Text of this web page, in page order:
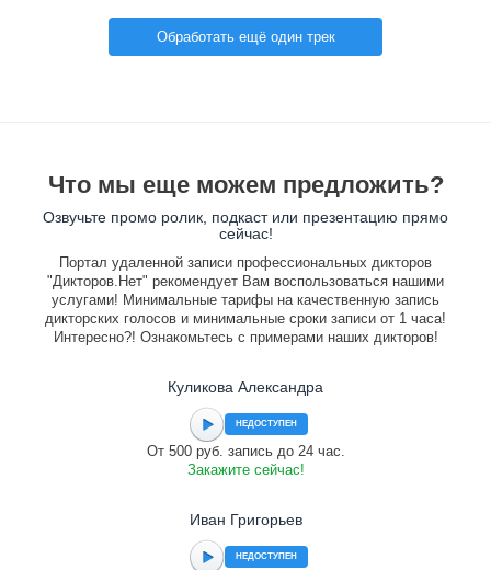
Обработать ещё один трек
Что мы еще можем предложить?
Озвучьте промо ролик, подкаст или презентацию прямо
сейчас!
Портал удаленной записи профессиональных дикторов
"Дикторов.Нет" рекомендует Вам воспользоваться нашими
услугами! Минимальные тарифы на качественную запись
дикторских голосов и минимальные сроки записи от 1 часа!
Интересно?! Ознакомьтесь с примерами наших дикторов!
Куликова Александра
НЕДОСТУПЕН
От 500 руб. запись до 24 час.
Закажите сейчас!
Иван Григорьев
НЕДОСТУПЕН